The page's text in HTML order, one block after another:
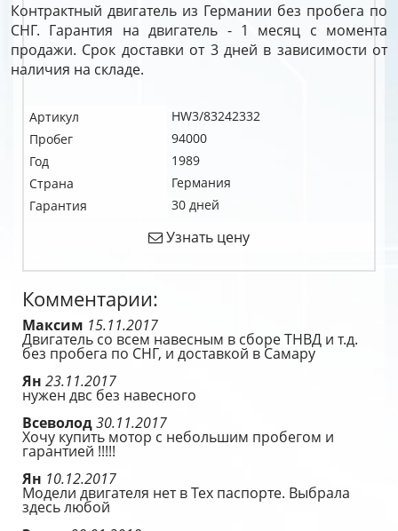
Контрактный двигатель из Германии без пробега по
СНГ. Гарантия на двигатель - 1 месяц с момента
продажи. Срок доставки от 3 дней в зависимости от
наличия на складе.
Артикул
HW3/83242332
Пробег
94000
Год
1989
Страна
Германия
Гарантия
30 дней
Узнать цену
Комментарии:
Максим 15.11.2017
Двигатель со всем навесным в сборе ТНВД и т.д.
без пробега по СНГ, и доставкой в Самару
Ян 23.11.2017
нужен двс без навесного
Всеволод30.11.2017
Хочу купить мотор с небольшим пробегом и
гарантией !!!!!
Ян 10.12.2017
Модели двигателя нет в Тех паспорте. Выбрала
здесь любой